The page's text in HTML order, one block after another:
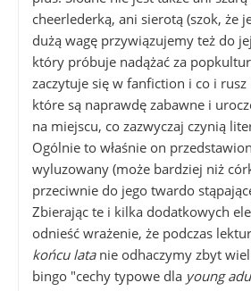
cheerlederką, ani sierotą (szok, że
dużą wagę przywiązujemy też do
który próbuje nadążać za
zaczytuje się w fanfiction i co i rusz
które są naprawdę zabawne i
na miejscu, co zazwyczaj czynią
Ogólnie to właśnie on
wyluzowany (może bardziej niż
przeciwnie do jego twardo
Zbierając te i kilka dodatkowych
odnieść wrażenie, że podczas
końcu latanie odhaczymy zbyt
bingo "cechy typowe dla young